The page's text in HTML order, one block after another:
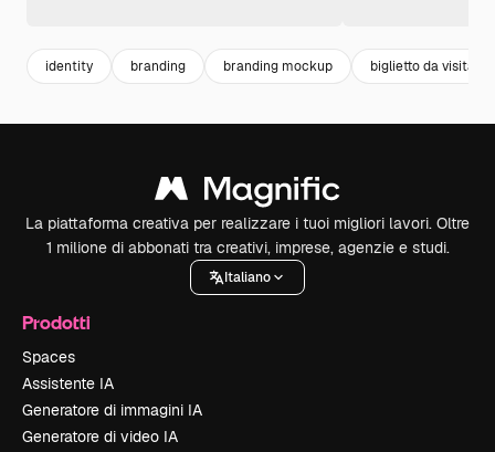
identity branding branding mockup biglietto da visita
La piattaforma creativa per realizzare i tuoi migliori lavori. Oltre
1 milione di abbonati tra creativi, imprese, agenzie e studi.
Italiano
Prodotti
Spaces
Assistente IA
Generatore di immagini IA
Generatore di video IA